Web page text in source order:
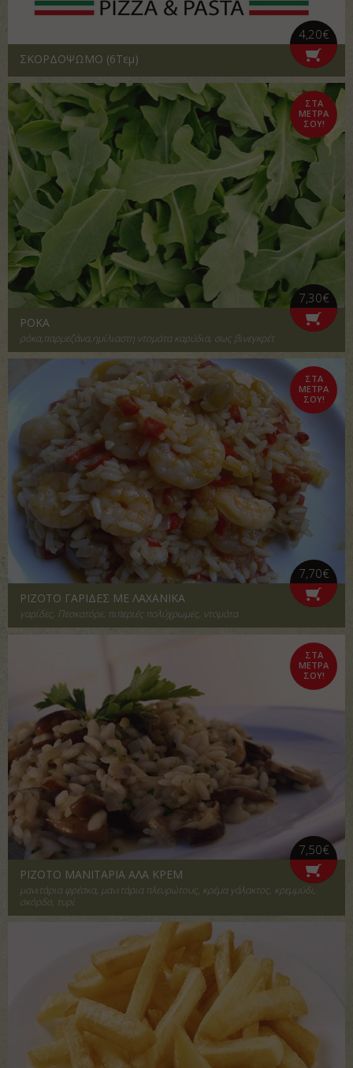
ΣΚΟΡΔΟΨΩΜΟ (6Τεμ)
4,20€
ΣΤΑ
ΜΕΤΡΑ
ΣΟΥ!
ΡΟΚΑ
ρόκα,παρμεζάνα,ημίλιαστη ντομάτα καρύδια, σως βινεγκρέτ
7,30€
ΣΤΑ
ΜΕΤΡΑ
ΣΟΥ!
ΡΙΖΟΤΟ ΓΑΡΙΔΕΣ ΜΕ ΛΑΧΑΝΙΚΑ
γαρίδες, Πεσκατόρε, πιπεριές πολύχρωμες, ντομάτα
7,70€
ΣΤΑ
ΜΕΤΡΑ
ΣΟΥ!
ΡΙΖΟΤΟ ΜΑΝΙΤΑΡΙΑ ΑΛΑ ΚΡΕΜ
μανιτάρια φρέσκα, μανιτάρια πλευρώτους, κρέμα γάλακτος, κρεμμύδι,
σκόρδο, τυρί
7,50€